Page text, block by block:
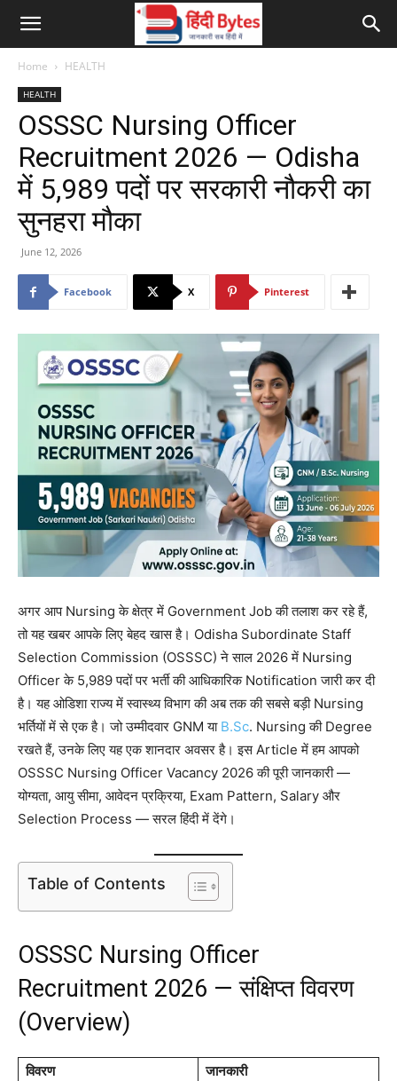
Home HEALTH
HEALTH
OSSSC Nursing Officer
Recruitment 2026 — Odisha
में 5,989 पदों पर सरकारी नौकरी का
सुनहरा मौका
June 12, 2026
Facebook X Pinterest
अगर आप Nursing के क्षेत्र में Government Job की तलाश कर रहे हैं,
तो यह खबर आपके लिए बेहद खास है। Odisha Subordinate Staff
Selection Commission (OSSSC) ने साल 2026 में Nursing
Officer के 5,989 पदों पर भर्ती की आधिकारिक Notification जारी कर दी
है। यह ओडिशा राज्य में स्वास्थ्य विभाग की अब तक की सबसे बड़ी Nursing
भर्तियों में से एक है। जो उम्मीदवार GNM या B.Sc. Nursing की Degree
रखते हैं, उनके लिए यह एक शानदार अवसर है। इस Article में हम आपको
OSSSC Nursing Officer Vacancy 2026 की पूरी जानकारी —
योग्यता, आयु सीमा, आवेदन प्रक्रिया, Exam Pattern, Salary और
Selection Process — सरल हिंदी में देंगे।
Table of Contents
OSSSC Nursing Officer
Recruitment 2026 — संक्षिप्त विवरण
(Overview)
विवरण जानकारी